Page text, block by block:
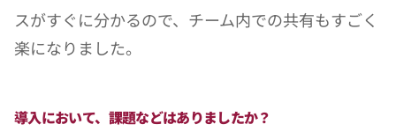
スがすぐに分かるので、チーム内での共有もすごく
楽になりました。
導入において、課題などはありましたか？